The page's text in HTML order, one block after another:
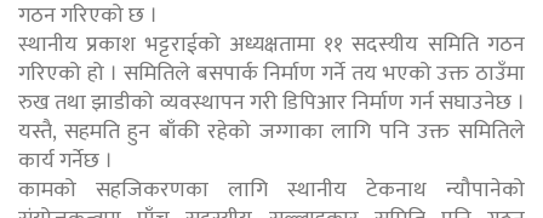
गठन गरिएको छ ।
स्थानीय प्रकाश भट्टराईको अध्यक्षतामा ११ सदस्यीय समिति गठन
गरिएको हो । समितिले बसपार्क निर्माण गर्ने तय भएको उक्त ठाउँमा
रुख तथा झाडीको व्यवस्थापन गरी डिपिआर निर्माण गर्न सघाउनेछ ।
यस्तै, सहमति हुन बाँकी रहेको जग्गाका लागि पनि उक्त समितिले
कार्य गर्नेछ ।
कामको सहजिकरणका लागि स्थानीय टेकनाथ न्यौपानेको